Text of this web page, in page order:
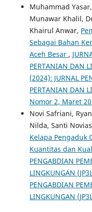
Muhammad
Munawar Khalil,
Khairul Anwar,
Sebagai Bahan
Aceh Besar ,
PERTANIAN DAN
(2024): JURNAL
PERTANIAN DAN
Nomor 2, Maret
Novi Safriani,
Nilda, Santi
Kelapa Pengaduk
Kuantitas dan
PENGABDIAN
LINGKUNGAN
PENGABDIAN
LINGKUNGAN